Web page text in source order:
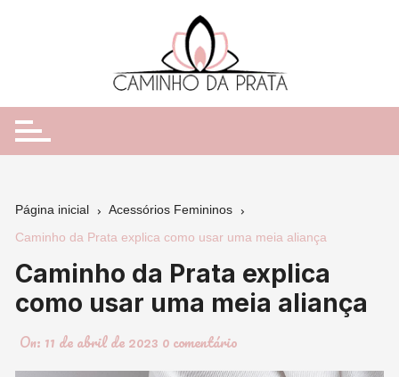
Página inicial
Acessórios Femininos
Caminho da Prata explica como usar uma meia aliança
Caminho da Prata explica
como usar uma meia aliança
On: 11 de abril de 2023 0 comentário